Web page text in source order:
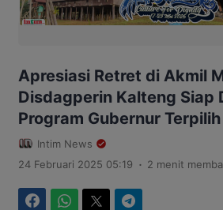
Apresiasi Retret di Akmil
Disdagperin Kalteng Siap
Program Gubernur Terpilih
Intim News
24 Februari 2025 05:19 . 2 menit